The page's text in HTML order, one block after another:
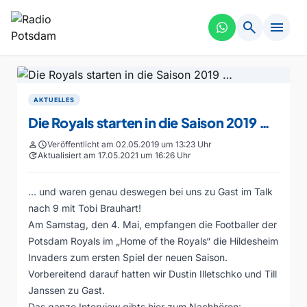
search menu
AKTUELLES
Die Royals starten in die Saison 2019 …
personscheduleVeröffentlicht am 02.05.2019 um 13:23 Uhr
updateAktualisiert am 17.05.2021 um 16:26 Uhr
… und waren genau deswegen bei uns zu Gast im Talk
nach 9 mit Tobi Brauhart!
Am Samstag, den 4. Mai, empfangen die Footballer der
Potsdam Royals im „Home of the Royals“ die Hildesheim
Invaders zum ersten Spiel der neuen Saison.
Vorbereitend darauf hatten wir Dustin Illetschko und Till
Janssen zu Gast.